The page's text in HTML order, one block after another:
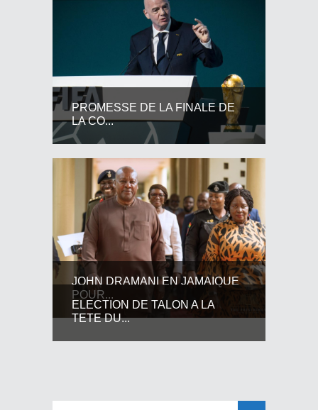
PROMESSE DE LA FINALE DE
LA CO...
JOHN DRAMANI EN JAMAIQUE
POUR...
ELECTION DE TALON A LA
TETE DU...